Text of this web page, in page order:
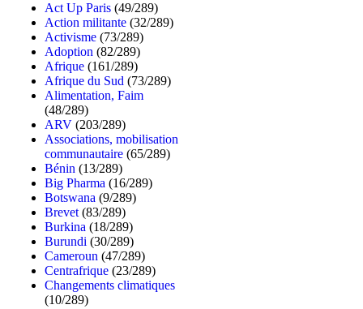
Act Up Paris (49/289)
Action militante (32/289)
Activisme (73/289)
Adoption (82/289)
Afrique (161/289)
Afrique du Sud (73/289)
Alimentation, Faim
(48/289)
ARV (203/289)
Associations, mobilisation
communautaire (65/289)
Bénin (13/289)
Big Pharma (16/289)
Botswana (9/289)
Brevet (83/289)
Burkina (18/289)
Burundi (30/289)
Cameroun (47/289)
Centrafrique (23/289)
Changements climatiques
(10/289)